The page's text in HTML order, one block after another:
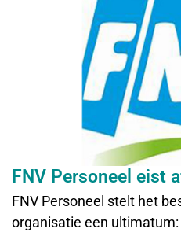
FNV Personeel eist
FNV Personeel stelt het
organisatie een